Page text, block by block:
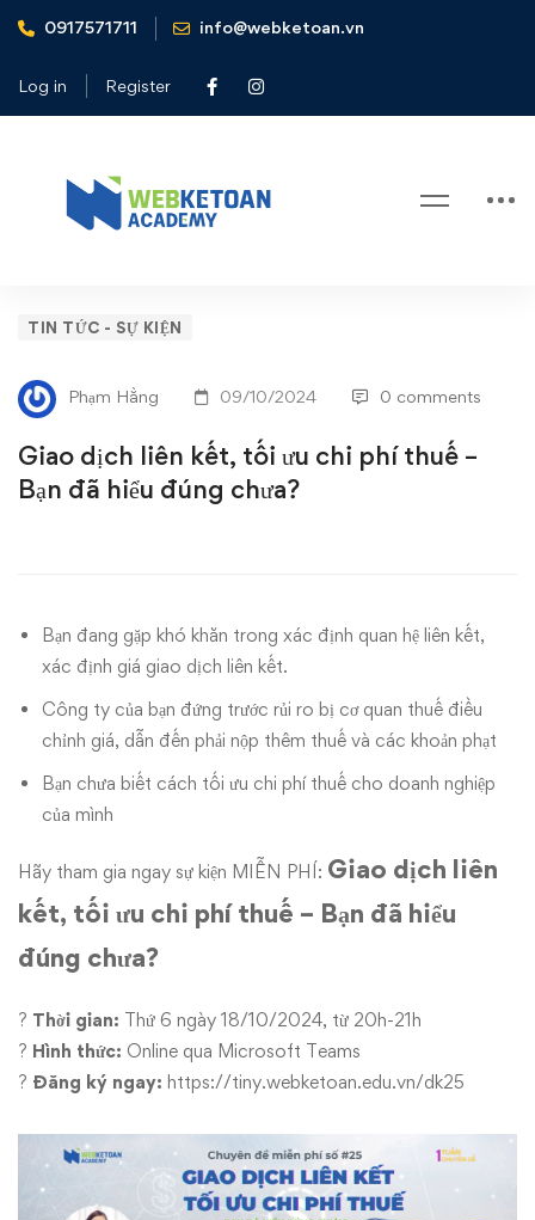
0917571711 info@webketoan.vn
Log in Register
Home
Tin tức - Sự kiện
chưa?
Giao
dịch
liên
kết,
chi
phí
thuế
Bạn
đã
hiểu
đúng
chưa?
TIN TỨC - SỰ KIỆN
Phạm Hằng 09/10/2024 0 comments
Giao dịch liên kết, tối ưu chi phí thuế –
Bạn đã hiểu đúng chưa?
Bạn đang gặp khó khăn trong xác định quan hệ liên kết,
xác định giá giao dịch liên kết.
Công ty của bạn đứng trước rủi ro bị cơ quan thuế điều
chỉnh giá, dẫn đến phải nộp thêm thuế và các khoản phạt
Bạn chưa biết cách tối ưu chi phí thuế cho doanh nghiệp
của mình
Hãy tham gia ngay sự kiện MIỄN PHÍ: Giao dịch liên
kết, tối ưu chi phí thuế – Bạn đã hiểu
đúng chưa?
? Thời gian: Thứ 6 ngày 18/10/2024, từ 20h-21h
? Hình thức: Online qua Microsoft Teams
? Đăng ký ngay: https://tiny.webketoan.edu.vn/dk25